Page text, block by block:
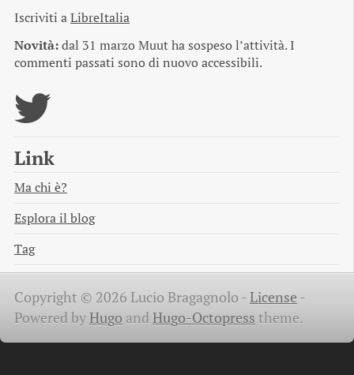
Iscriviti aLibreItalia
Novità:dal 31 marzo Muut ha sospeso l’attività. I
commenti passati sono di nuovo accessibili.
Link
Ma chi è?
Esplora il blog
Tag
Copyright © 2026 Lucio Bragagnolo -License -
Powered byHugo and Hugo-Octopress theme.